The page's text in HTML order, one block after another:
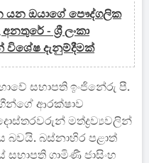
ඔයාගේ පෞද්ගලික
- ශ්‍රී ලංකා
දැනුම්දීමක්
සභාපති ඉංජිනේරු පී.
ආරක්ෂාව
මත්ද්‍රව්‍යවලින්
බවයි. බස්නාහිර පළාත්
සභාපති ගාමිණී ජාසිංහ